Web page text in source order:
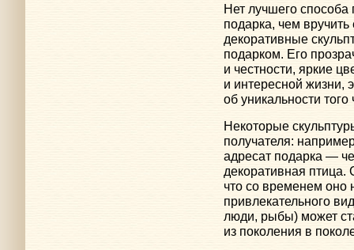
Нет лучшего способа
подарка, чем
декоративные
подарком. Его
и честности, яркие
и интересной жизни,
об уникальности
Некоторые
получателя:
адресат подарка —
декоративная птица.
что со временем оно
привлекательного
люди, рыбы) может
из поколения в